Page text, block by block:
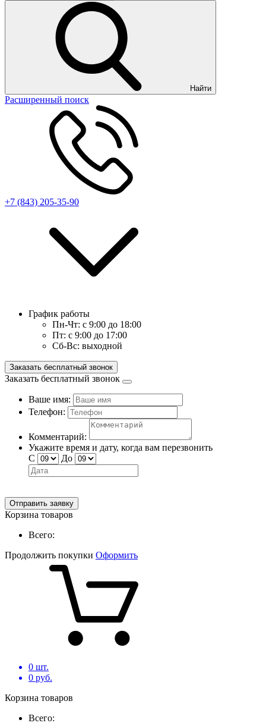
Найти
Расширенный поиск
+7 (843) 205-35-90
График работы
Пн-Чт: с 9:00 до 18:00
Пт: с 9:00 до 17:00
Сб-Вс: выходной
Заказать бесплатный звонок
Заказать бесплатный звонок
Ваше имя:
Телефон:
Комментарий:
Укажите время и дату, когда вам перезвонить
С
До
Отправить заявку
Корзина товаров
Всего:
Продолжить покупки Оформить
0 шт.
0 руб.
Корзина товаров
Всего: